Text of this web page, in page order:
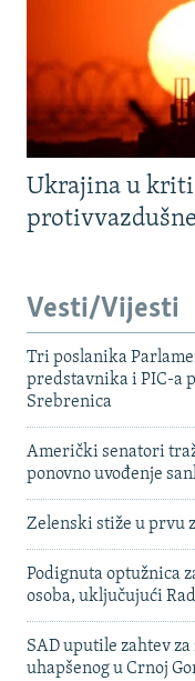
Ukrajina u
Vesti/Vijesti
Tri poslanika
predstavnika i PIC-a
Srebrenica
Američki senatori
ponovno uvođenje
Zelenski stiže u prvu
Podignuta optužnica
osoba, uključujući
SAD uputile zahtev
uhapšenog u Crnoj